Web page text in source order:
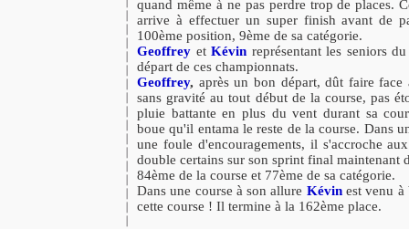
quand même à ne pas perdre trop de places.
arrive à effectuer un super finish avant de
100ème position, 9ème de sa catégorie.
Geoffrey et Kévin représentant les seniors
départ de ces championnats.
Geoffrey, après un bon départ, dût faire face
sans gravité au tout début de la course, pas
pluie battante en plus du vent durant sa
boue qu'il entama le reste de la course. Dans
une foule d'encouragements, il s'accroche
double certains sur son sprint final maintenant
84ème de la course et 77ème de sa catégorie.
Dans une course à son allure Kévinest venu à
cette course ! Il termine à la 162ème place.